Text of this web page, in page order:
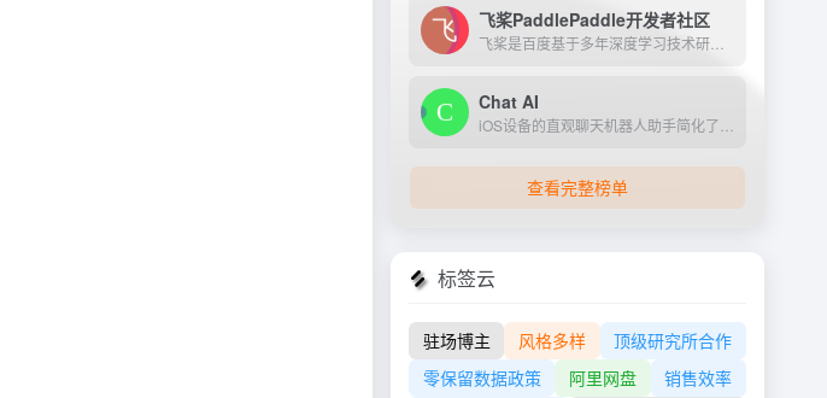
飞桨PaddlePaddle开发者社区
Chat AI
查看完整榜单
标签云
驻场博主 风格多样
顶级研究所合作
零保留数据政策
阿里网盘
销售效率